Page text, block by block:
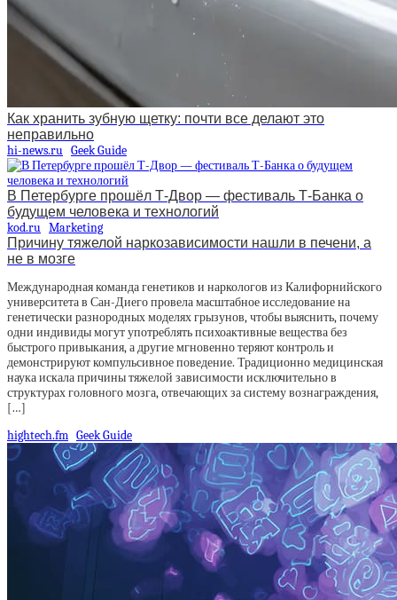
Как хранить зубную щетку: почти все делают это
неправильно
hi-news.ru Geek Guide
В Петербурге прошёл Т-Двор — фестиваль Т-Банка о
будущем человека и технологий
kod.ru Marketing
Причину тяжелой наркозависимости нашли в печени, а
не в мозге
Международная команда генетиков и наркологов из Калифорнийского
университета в Сан-Диего провела масштабное исследование на
генетически разнородных моделях грызунов, чтобы выяснить, почему
одни индивиды могут употреблять психоактивные вещества без
быстрого привыкания, а другие мгновенно теряют контроль и
демонстрируют компульсивное поведение. Традиционно медицинская
наука искала причины тяжелой зависимости исключительно в
структурах головного мозга, отвечающих за систему вознаграждения,
[…]
hightech.fm Geek Guide